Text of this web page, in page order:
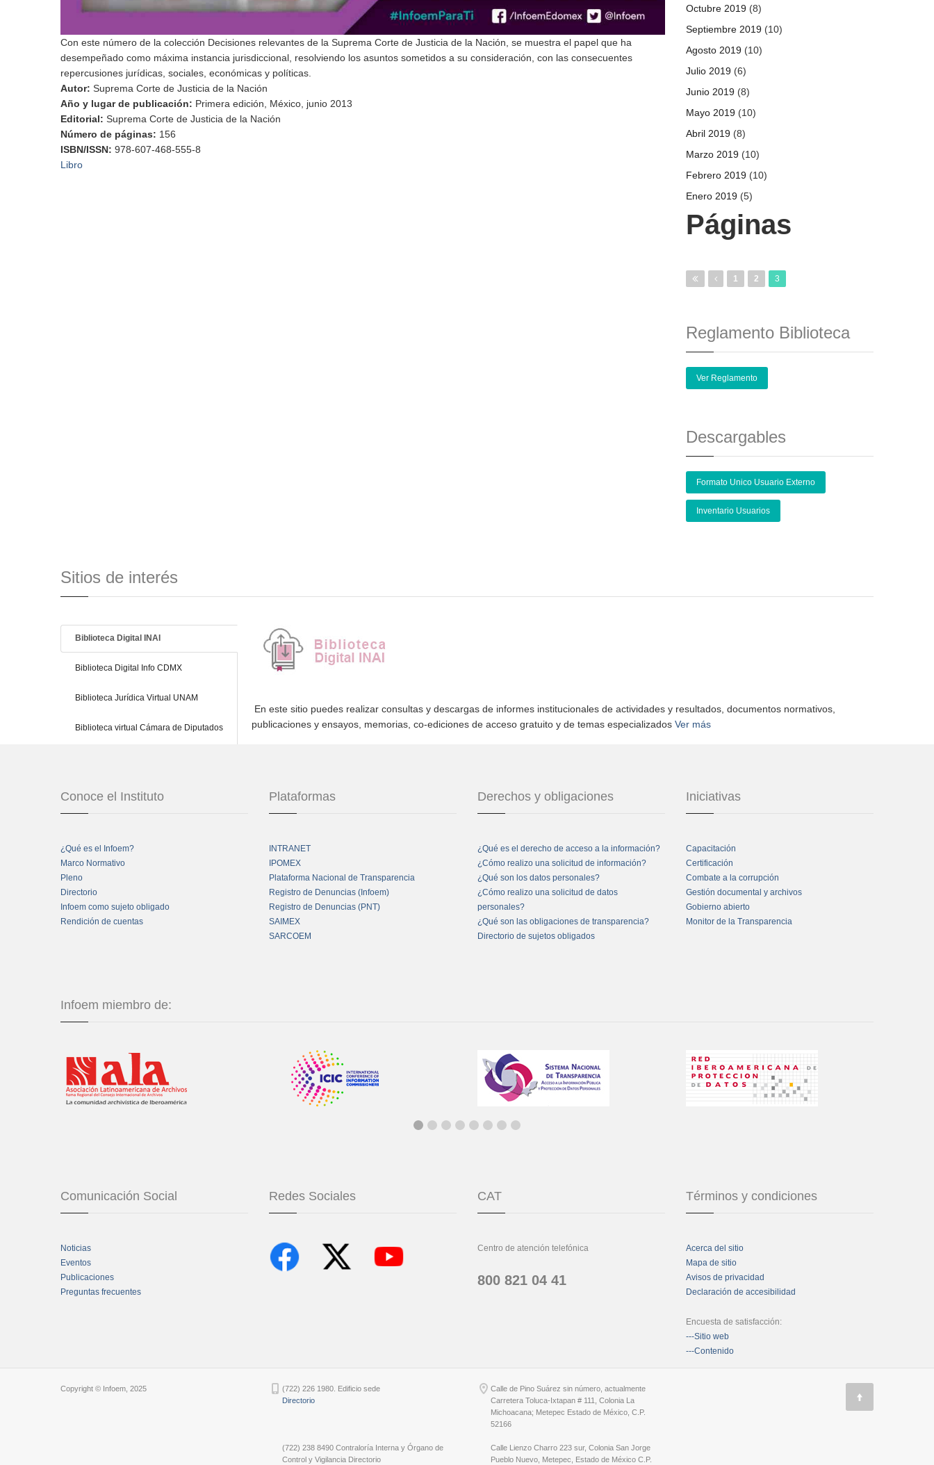
Con este número de la colección Decisiones relevantes de la Suprema Corte de Justicia de la Nación, se muestra el papel que ha
desempeñado como máxima instancia jurisdiccional, resolviendo los asuntos sometidos a su consideración, con las consecuentes
repercusiones jurídicas, sociales, económicas y políticas.
Autor: Suprema Corte de Justicia de la Nación
Año y lugar de publicación: Primera edición, México, junio 2013
Editorial: Suprema Corte de Justicia de la Nación
Número de páginas: 156
ISBN/ISSN: 978-607-468-555-8
Libro
Octubre 2019 (8)
Septiembre 2019 (10)
Agosto 2019 (10)
Julio 2019 (6)
Junio 2019 (8)
Mayo 2019 (10)
Abril 2019 (8)
Marzo 2019 (10)
Febrero 2019 (10)
Enero 2019 (5)
Páginas
1 2 3
Reglamento Biblioteca
Ver Reglamento
Descargables
Formato Unico Usuario Externo
Inventario Usuarios
Sitios de interés
Biblioteca Digital INAI
Biblioteca Digital Info CDMX
Biblioteca Jurídica Virtual UNAM
Biblioteca virtual Cámara de Diputados
En este sitio puedes realizar consultas y descargas de informes institucionales de actividades y resultados, documentos normativos,
publicaciones y ensayos, memorias, co-ediciones de acceso gratuito y de temas especializados Ver más
Conoce el Instituto
¿Qué es el Infoem?
Marco Normativo
Pleno
Directorio
Infoem como sujeto obligado
Rendición de cuentas
Plataformas
INTRANET
IPOMEX
Plataforma Nacional de Transparencia
Registro de Denuncias (Infoem)
Registro de Denuncias (PNT)
SAIMEX
SARCOEM
Derechos y obligaciones
¿Qué es el derecho de acceso a la información?
¿Cómo realizo una solicitud de información?
¿Qué son los datos personales?
¿Cómo realizo una solicitud de datos
personales?
¿Qué son las obligaciones de transparencia?
Directorio de sujetos obligados
Iniciativas
Capacitación
Certificación
Combate a la corrupción
Gestión documental y archivos
Gobierno abierto
Monitor de la Transparencia
Infoem miembro de:
Comunicación Social
Noticias
Eventos
Publicaciones
Preguntas frecuentes
Redes Sociales CAT
Centro de atención telefónica
800 821 04 41
Términos y condiciones
Acerca del sitio
Mapa de sitio
Avisos de privacidad
Declaración de accesibilidad
Encuesta de satisfacción:
---Sitio web
---Contenido
Copyright © Infoem, 2025
(722) 226 1980. Edificio sede
Directorio
(722) 238 8490 Contraloría Interna y Órgano de
Control y Vigilancia Directorio
Calle de Pino Suárez sin número, actualmente
Carretera Toluca-Ixtapan # 111, Colonia La
Michoacana; Metepec Estado de México, C.P.
52166
Calle Lienzo Charro 223 sur, Colonia San Jorge
Pueblo Nuevo, Metepec, Estado de México C.P.